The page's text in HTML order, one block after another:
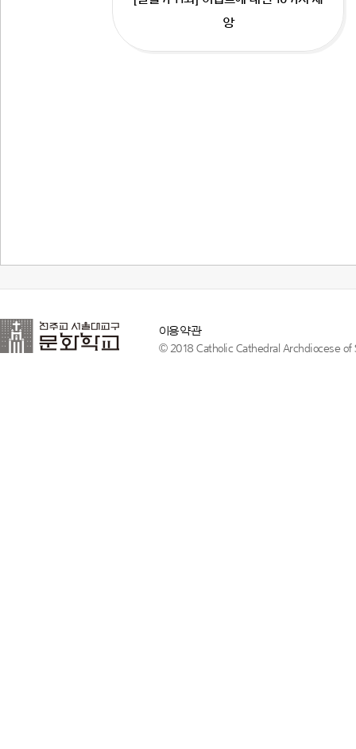
앙
이용약관
© 2018 Catholic Cathedral Archdiocese of